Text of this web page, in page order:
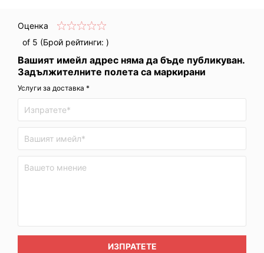
Оценка
of 5 (Брой рейтинги: )
Вашият имейл адрес няма да бъде публикуван.
Задължителните полета са маркирани
Услуги за доставка *
ИЗПРАТЕТЕ